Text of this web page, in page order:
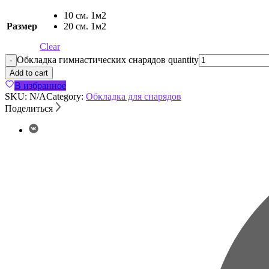
Размер
10 см. 1м2
20 см. 1м2
Clear
- Обкладка гимнастических снарядов quantity
Add to cart
В избранное
SKU: N/ACategory: Обкладка для снарядов
Поделиться